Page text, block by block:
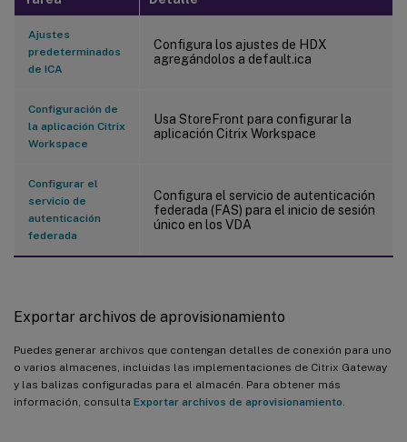
Ajustes
predeterminados
de ICA
Configura los ajustes de HDX
agregándolos a default.ica
Configuración de
la aplicación Citrix
Workspace
Usa StoreFront para configurar la
aplicación Citrix Workspace
Configurar el
servicio de
autenticación
federada
Configura el servicio de autenticación
federada (FAS) para el inicio de sesión
único en los VDA
Exportar archivos de aprovisionamiento
Puedes generar archivos que contengan detalles de conexión para uno
o varios almacenes, incluidas las implementaciones de Citrix Gateway
y las balizas configuradas para el almacén. Para obtener más
información, consulta Exportar archivos de aprovisionamiento